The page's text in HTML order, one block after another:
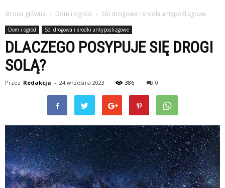
Strona główna Dom i ogród Sól drogowa i środki antypoślizgowe
Dom i ogród Sól drogowa i środki antypoślizgowe
DLACZEGO POSYPUJE SIĘ DROGI
SOLĄ?
Przez Redakcja - 24 września 2023 386 0